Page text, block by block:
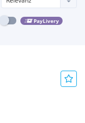
PayLivery